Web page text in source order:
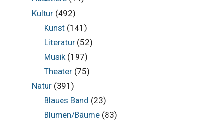
Kultur(492)
Kunst (141)
Literatur (52)
Musik(197)
Theater (75)
Natur(391)
Blaues Band (23)
Blumen/Bäume (83)